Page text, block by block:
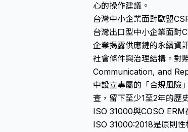
心的操作建議。
台灣中小企業面對歐盟
台灣出口型中小企業面對
企業揭露供應鏈的永續資
社會條件與治理結構。對
Communication, and
中設立專屬的「合規風險
查，留下至少1至2年的歷
ISO 31000與COSO ERM
ISO 31000:2018是原則